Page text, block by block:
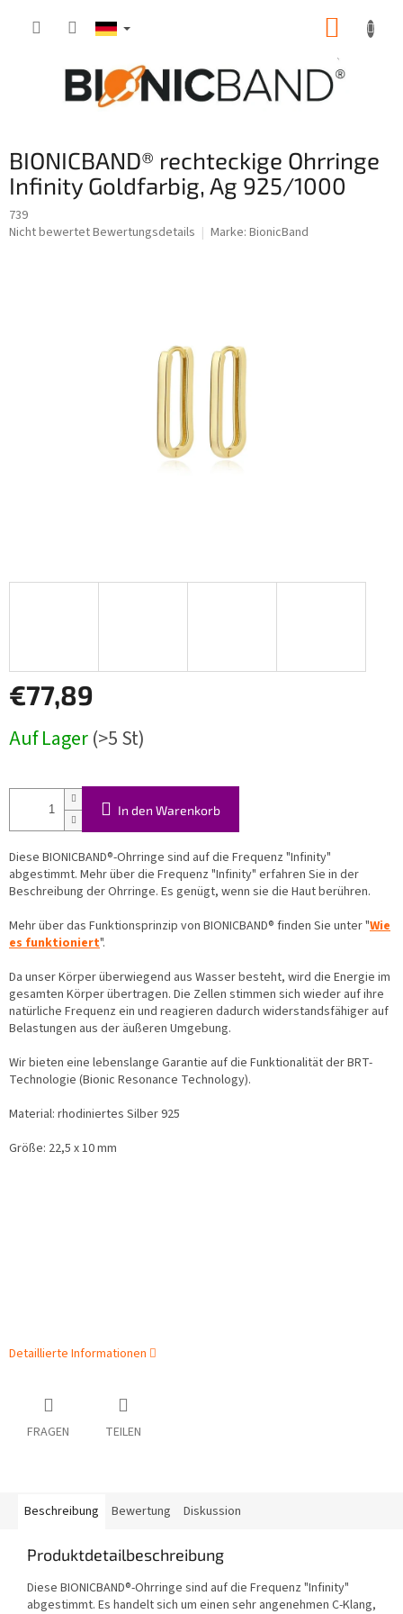
BIONICBAND® rechteckige Ohrringe
Infinity Goldfarbig, Ag 925/1000
739
Die
Nicht bewertetBewertungsdetails Marke: BionicBand
€77,89
Auf Lager(>5 St)
In den Warenkorb
Diese BIONICBAND®-Ohrringe sind auf die Frequenz "Infinity"
abgestimmt. Mehr über die Frequenz "Infinity" erfahren Sie in der
Beschreibung der Ohrringe. Es genügt, wenn sie die Haut berühren.
Mehr über das Funktionsprinzip von BIONICBAND® finden Sie unter "Wie
es funktioniert".
Da unser Körper überwiegend aus Wasser besteht, wird die Energie im
gesamten Körper übertragen. Die Zellen stimmen sich wieder auf ihre
natürliche Frequenz ein und reagieren dadurch widerstandsfähiger auf
Belastungen aus der äußeren Umgebung.
Wir bieten eine lebenslange Garantie auf die Funktionalität der BRT-
Technologie (Bionic Resonance Technology).
Material: rhodiniertes Silber 925
Größe: 22,5 x 10 mm
Detaillierte Informationen
FRAGEN TEILEN
Beschreibung Bewertung Diskussion
Produktdetailbeschreibung
Diese BIONICBAND®-Ohrringe sind auf die Frequenz "Infinity"
abgestimmt. Es handelt sich um einen sehr angenehmen C-Klang,